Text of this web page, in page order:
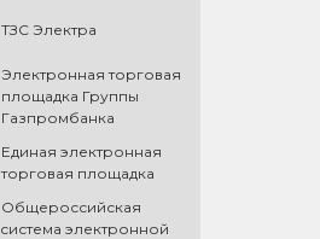
ТЗС Электра
Электронная торговая
площадка Группы
Газпромбанка
Единая электронная
торговая площадка
Общероссийская
cистема электронной